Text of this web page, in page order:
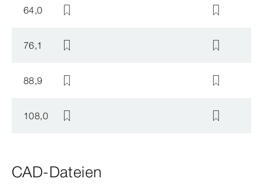
64,0
76,1
88,9
108,0
CAD-Dateien